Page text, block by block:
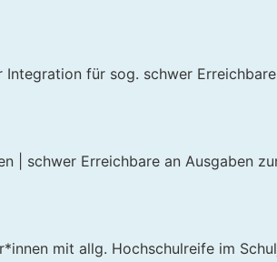
Integration für sog. schwer Erreichbare
| schwer Erreichbare an Ausgaben
mit allg. Hochschulreife im